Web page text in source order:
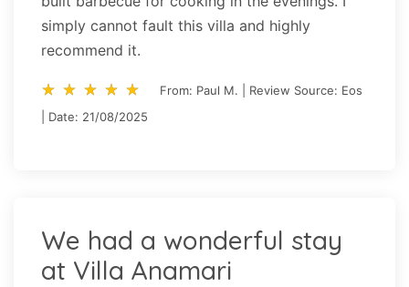
simply cannot fault this villa and highly
recommend it.
star_rate star_rate star_rate star_rate star_rate
star_rate star_rate star_rate star_rate star_rate
From: Paul M. | Review Source: Eos
| Date: 21/08/2025
We had a wonderful stay
at Villa Anamari